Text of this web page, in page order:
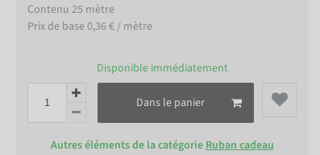
Contenu 25 mètre
Prix de base0,36 € / mètre
Disponible immédiatement
Dans le panier
Autres éléments de la catégorieRuban cadeau